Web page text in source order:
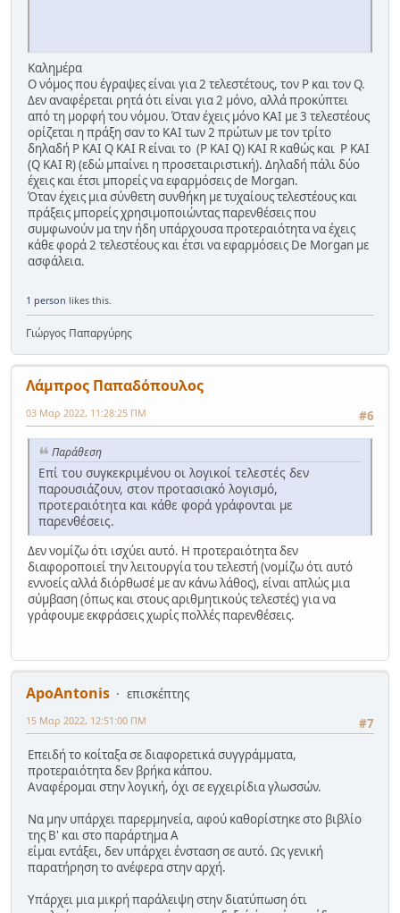
Καλημέρα
Ο νόμος που έγραψες είναι για 2 τελεστέτους, τον P και τον Q.
Δεν αναφέρεται ρητά ότι είναι για 2 μόνο, αλλά προκύπτει
από τη μορφή του νόμου. Όταν έχεις μόνο ΚΑΙ με 3 τελεστέους
ορίζεται η πράξη σαν το ΚΑΙ των 2 πρώτων με τον τρίτο
δηλαδή P KAI Q KAI R είναι το (P KAI Q) KAI R καθώς και P KAI
(Q KAI R) (εδώ μπαίνει η προσεταιριστική). Δηλαδή πάλι δύο
έχεις και έτσι μπορείς να εφαρμόσεις de Morgan.
Όταν έχεις μια σύνθετη συνθήκη με τυχαίους τελεστέους και
πράξεις μπορείς χρησιμοποιώντας παρενθέσεις που
συμφωνούν μα την ήδη υπάρχουσα προτεραιότητα να έχεις
κάθε φορά 2 τελεστέους και έτσι να εφαρμόσεις De Morgan με
ασφάλεια.
1 person likes this.
Γιώργος Παπαργύρης
Λάμπρος Παπαδόπουλος
#6
03 Μαρ 2022, 11:28:25 ΠΜ
Παράθεση
Επί του συγκεκριμένου οι λογικοί τελεστές δεν
παρουσιάζουν, στον προτασιακό λογισμό,
προτεραιότητα και κάθε φορά γράφονται με
παρενθέσεις.
Δεν νομίζω ότι ισχύει αυτό. Η προτεραιότητα δεν
διαφοροποιεί την λειτουργία του τελεστή (νομίζω ότι αυτό
εννοείς αλλά διόρθωσέ με αν κάνω λάθος), είναι απλώς μια
σύμβαση (όπως και στους αριθμητικούς τελεστές) για να
γράφουμε εκφράσεις χωρίς πολλές παρενθέσεις.
ApoAntonis
επισκέπτης
#7
15 Μαρ 2022, 12:51:00 ΠΜ
Επειδή το κοίταξα σε διαφορετικά συγγράμματα,
προτεραιότητα δεν βρήκα κάπου.
Αναφέρομαι στην λογική, όχι σε εγχειρίδια γλωσσών.
Να μην υπάρχει παρερμηνεία, αφού καθορίστηκε στο βιβλίο
της Β' και στο παράρτημα Α
είμαι εντάξει, δεν υπάρχει ένσταση σε αυτό. Ως γενική
παρατήρηση το ανέφερα στην αρχή.
Υπάρχει μια μικρή παράλειψη στην διατύπωση ότι